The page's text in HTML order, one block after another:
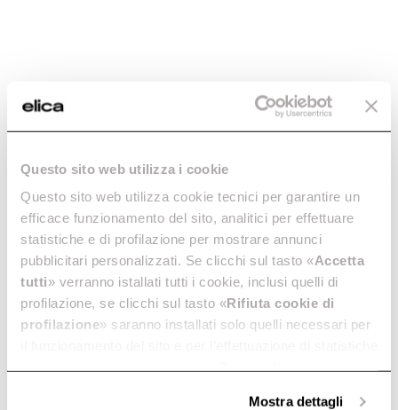
Questo sito web utilizza i cookie
Questo sito web utilizza cookie tecnici per garantire un
efficace funzionamento del sito, analitici per effettuare
statistiche e di profilazione per mostrare annunci
pubblicitari personalizzati. Se clicchi sul tasto «Accetta
tutti» verranno istallati tutti i cookie, inclusi quelli di
profilazione, se clicchi sul tasto «Rifiuta cookie di
profilazione» saranno installati solo quelli necessari per
anonime, mentre se clicchi su «Personalizza», potrai
Mostra dettagli